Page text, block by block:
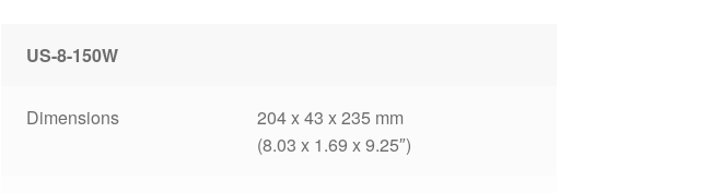
US-8-150W
Dimensions
204 x 43 x 235 mm
(8.03 x 1.69 x 9.25″)